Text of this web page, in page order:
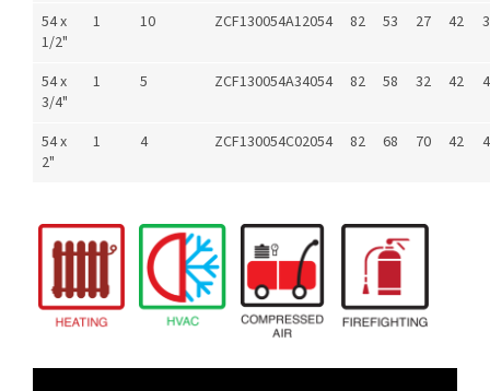
54 x
1/2"
1 10 ZCF130054A12054 82 53 27 42
54 x
3/4"
1 5 ZCF130054A34054 82 58 32 42
54 x
2"
1 4 ZCF130054C02054 82 68 70 42